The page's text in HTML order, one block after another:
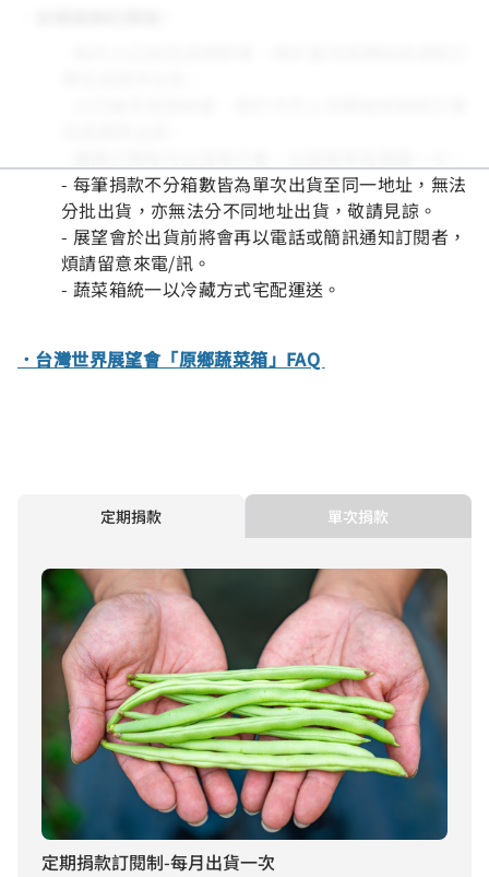
- 每筆捐款不分箱數皆為單次出貨至同一地址，無法
分批出貨，亦無法分不同地址出貨，敬請見諒。
- 展望會於出貨前將會再以電話或簡訊通知訂閱者，
煩請留意來電/訊。
- 蔬菜箱統一以冷藏方式宅配運送。
．台灣世界展望會「原鄉蔬菜箱」FAQ
定期捐款訂閱制-每月出貨一次
定期捐款 單次捐款